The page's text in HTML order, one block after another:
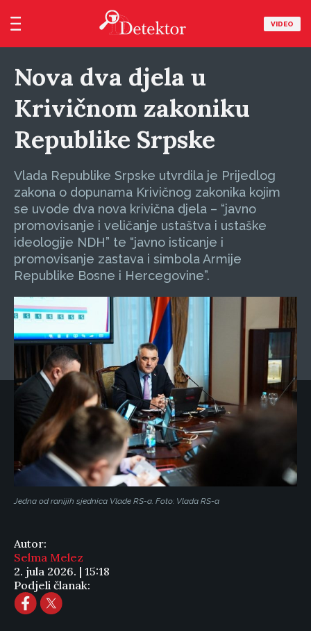
VIDEO
Nova dva djela u
Krivičnom zakoniku
Republike Srpske
Vlada Republike Srpske utvrdila je Prijedlog
zakona o dopunama Krivičnog zakonika kojim
se uvode dva nova krivična djela – “javno
promovisanje i veličanje ustaštva i ustaške
ideologije NDH” te “javno isticanje i
promovisanje zastava i simbola Armije
Republike Bosne i Hercegovine”.
Jedna od ranijih sjednica Vlade RS-a. Foto: Vlada RS-a
Autor:
Selma Melez
2. jula 2026. | 15:18
Podjeli članak: